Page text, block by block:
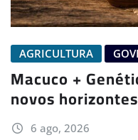
AGRICULTURA
Macuco +
novos
6 ago, 2026